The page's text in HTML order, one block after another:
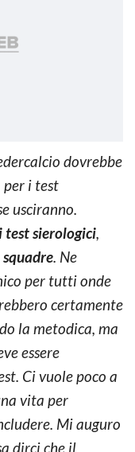
dovrebbe
per i test
usciranno.
test sierologici,
. Ne
per tutti onde
certamente
la metodica, ma
essere
Ci vuole poco a
vita per
Mi auguro
dirci che il